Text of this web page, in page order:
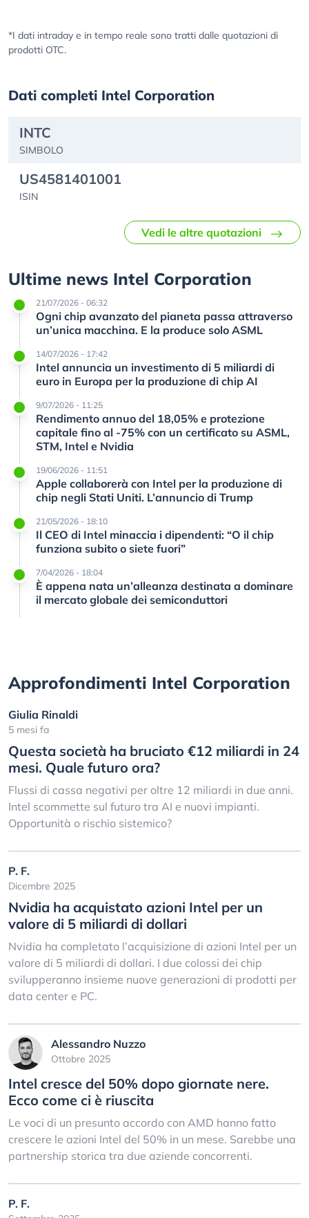
*I dati intraday e in tempo reale sono tratti dalle quotazioni di
prodotti OTC.
Dati completi Intel Corporation
INTC
SIMBOLO
US4581401001
ISIN
Vedi le altre quotazioni
Ultime news Intel Corporation
21/07/2026 - 06:32
Ogni chip avanzato del pianeta passa attraverso
un’unica macchina. E la produce solo ASML
14/07/2026 - 17:42
Intel annuncia un investimento di 5 miliardi di
euro in Europa per la produzione di chip AI
9/07/2026 - 11:25
Rendimento annuo del 18,05% e protezione
capitale fino al -75% con un certificato su ASML,
STM, Intel e Nvidia
19/06/2026 - 11:51
Apple collaborerà con Intel per la produzione di
chip negli Stati Uniti. L’annuncio di Trump
21/05/2026 - 18:10
Il CEO di Intel minaccia i dipendenti: “O il chip
funziona subito o siete fuori”
7/04/2026 - 18:04
È appena nata un’alleanza destinata a dominare
il mercato globale dei semiconduttori
Approfondimenti Intel Corporation
Giulia Rinaldi
5 mesi fa
Questa società ha bruciato €12 miliardi in 24
mesi. Quale futuro ora?
Flussi di cassa negativi per oltre 12 miliardi in due anni.
Intel scommette sul futuro tra AI e nuovi impianti.
Opportunità o rischio sistemico?
P. F.
Dicembre 2025
Nvidia ha acquistato azioni Intel per un
valore di 5 miliardi di dollari
Nvidia ha completato l’acquisizione di azioni Intel per un
valore di 5 miliardi di dollari. I due colossi dei chip
svilupperanno insieme nuove generazioni di prodotti per
data center e PC.
Alessandro Nuzzo
Ottobre 2025
Intel cresce del 50% dopo giornate nere.
Ecco come ci è riuscita
Le voci di un presunto accordo con AMD hanno fatto
crescere le azioni Intel del 50% in un mese. Sarebbe una
partnership storica tra due aziende concorrenti.
P. F.